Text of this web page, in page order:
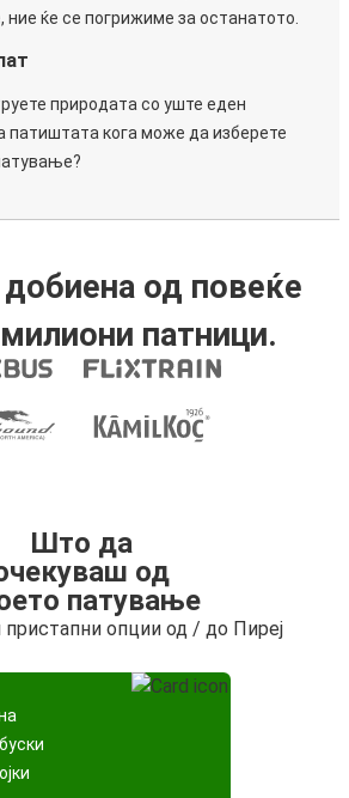
ние ќе се погрижиме за останатото.
природата со уште еден
патиштата кога може да изберете
од повеќе
патници.
Што да
од
патување
пристапни опции од / до Пиреј